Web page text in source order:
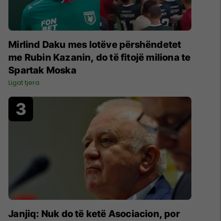
Mirlind Daku mes lotëve përshëndetet
me Rubin Kazanin, do të fitojë miliona te
Spartak Moska
Ligat tjera
Janjiq: Nuk do të ketë Asociacion, por